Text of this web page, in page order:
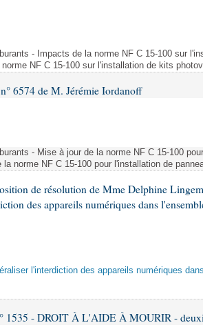
- Impacts de la norme NF C 15-100 sur
norme NF C 15-100 sur l'installation de kits
6574 de M. Jérémie Iordanoff
- Mise à jour de la norme NF C 15-100
la norme NF C 15-100 pour l'installation de
de résolution de Mme Delphine
des appareils numériques dans
l'interdiction des appareils numériques
1535 - DROIT À L'AIDE À MOURIR -